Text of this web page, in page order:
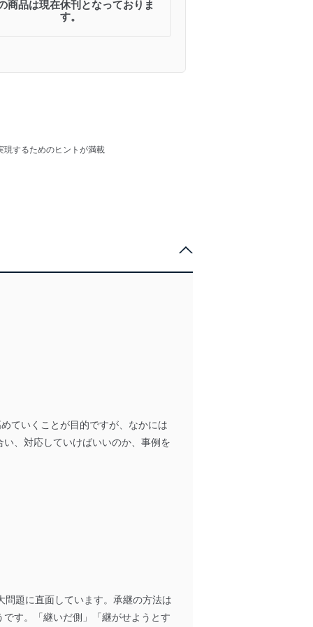
商品は現在休刊となっておりま
す。
現するためのヒントが満載
ていくことが目的ですが、なかには
、対応していけばいいのか、事例を
題に直面しています。承継の方法は
す。「継いだ側」「継がせようとす